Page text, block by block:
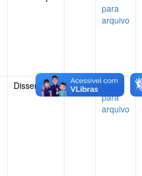
para
arquivo
Dissertação 2019
link
para
arquivo